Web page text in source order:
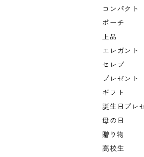
コンパクト
ポーチ
上品
エレガント
セレブ
プレゼント
ギフト
誕生日プレ
母の日
贈り物
高校生